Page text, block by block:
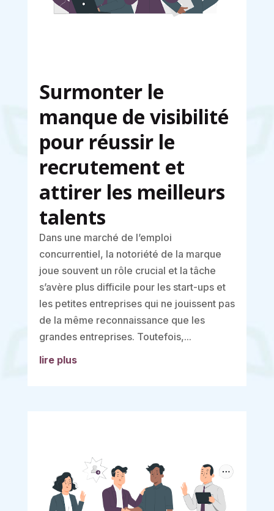
Surmonter le
manque de visibilité
pour réussir le
recrutement et
attirer les meilleurs
talents
Dans une marché de l’emploi
concurrentiel, la notoriété de la marque
joue souvent un rôle crucial et la tâche
s’avère plus difficile pour les start-ups et
les petites entreprises qui ne jouissent pas
de la même reconnaissance que les
grandes entreprises. Toutefois,...
lire plus